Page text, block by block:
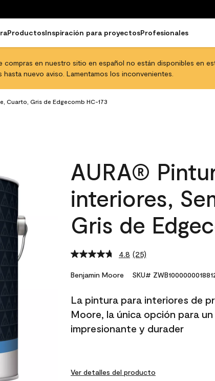
ProductosInspiración para proyectosProfesionales
en nuestro sitio en español no están disponibles en
hasta nuevo aviso. Lamentamos los inconvenientes.
Cuarto, Gris de Edgecomb HC-173
AURA®
interiores,
Gris de
4.8 Read
Reviews.
link.
(25)
Benjamin Moore SKU#
La pintura para interiores de
Moore, la única opción para
impresionante y durader
Ver detalles del producto